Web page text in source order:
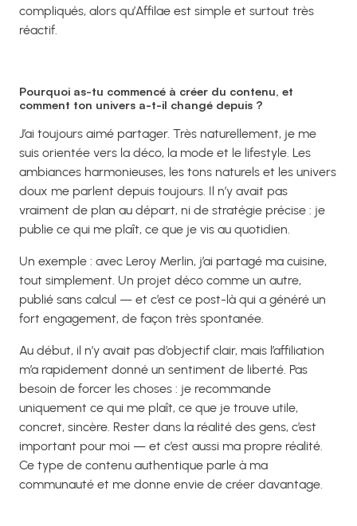
compliqués, alors qu’Affilae est simple et surtout très
réactif.
Pourquoi as-tu commencé à créer du contenu, et
comment ton univers a-t-il changé depuis ?
J’ai toujours aimé partager. Très naturellement, je me
suis orientée vers la déco, la mode et le lifestyle. Les
ambiances harmonieuses, les tons naturels et les univers
doux me parlent depuis toujours. Il n’y avait pas
vraiment de plan au départ, ni de stratégie précise : je
publie ce qui me plaît, ce que je vis au quotidien.
Un exemple : avec Leroy Merlin, j’ai partagé ma cuisine,
tout simplement. Un projet déco comme un autre,
publié sans calcul — et c’est ce post-là qui a généré un
fort engagement, de façon très spontanée.
Au début, il n’y avait pas d’objectif clair, mais l’affiliation
m’a rapidement donné un sentiment de liberté. Pas
besoin de forcer les choses : je recommande
uniquement ce qui me plaît, ce que je trouve utile,
concret, sincère. Rester dans la réalité des gens, c’est
important pour moi — et c’est aussi ma propre réalité.
Ce type de contenu authentique parle à ma
communauté et me donne envie de créer davantage.